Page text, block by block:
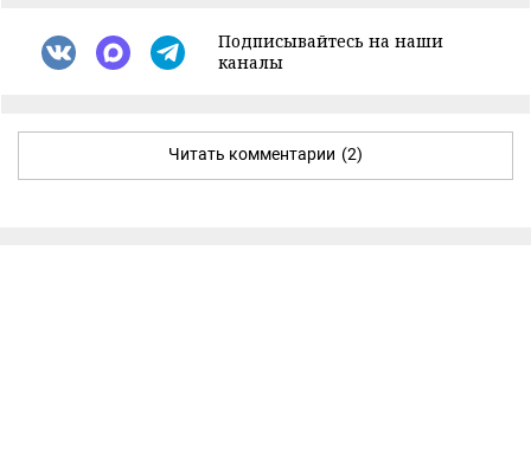
Подписывайтесь на наши
каналы
Читать комментарии (2)